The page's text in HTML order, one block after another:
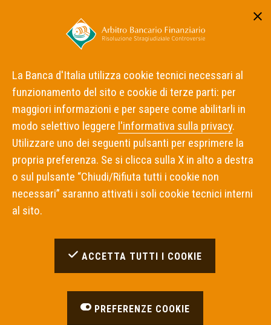
Home
Notizie
Pubblicato un gruppo di decisioni dell'Arbitro Bancario
Finanziario
DECISIONI 28 MAGGIO 2026
Pubblicato un gruppo di
decisioni dell'Arbitro
Bancario Finanziario
La Banca d'Italia utilizza cookie tecnici necessari al
funzionamento del sito e cookie di terze parti: per
maggiori informazioni e per sapere come abilitarli in
modo selettivo leggere l'informativa sulla privacy.
Utilizzare uno dei seguenti pulsanti per esprimere la
propria preferenza. Se si clicca sulla X in alto a destra
o sul pulsante “Chiudi/Rifiuta tutti i cookie non
necessari” saranno attivati i soli cookie tecnici interni
al sito.
ACCETTA TUTTI I COOKIE
PREFERENZE COOKIE